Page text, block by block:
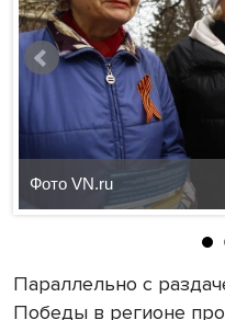
Фото VN.ru
Параллельно с
Победы в регионе